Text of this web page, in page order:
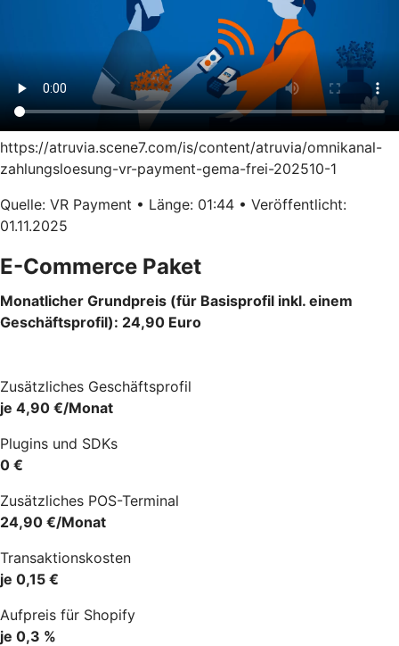
https://atruvia.scene7.com/is/content/atruvia/omnikanal-
zahlungsloesung-vr-payment-gema-frei-202510-1
Quelle: VR Payment • Länge: 01:44 • Veröffentlicht:
01.11.2025
E-Commerce Paket
Monatlicher Grundpreis (für Basisprofil inkl. einem
Geschäftsprofil): 24,90 Euro
Zusätzliches Geschäftsprofil
je 4,90 €/Monat
Plugins und SDKs
0 €
Zusätzliches POS-Terminal
24,90 €/Monat
Transaktionskosten
je 0,15 €
Aufpreis für Shopify
je 0,3 %